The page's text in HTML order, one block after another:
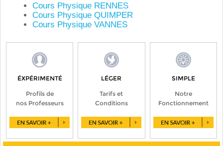
Cours Physique RENNES
Cours Physique QUIMPER
Cours Physique VANNES
ÉXPÉRIMENTÉ
Profils de
nos Professeurs
LÉGER
Tarifs et
Conditions
SIMPLE
Notre
Fonctionnement